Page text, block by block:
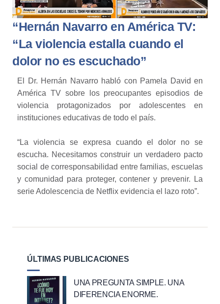
“Hernán Navarro en América TV:
“La violencia estalla cuando el
dolor no es escuchado”
El Dr. Hernán Navarro habló con Pamela David en
América TV sobre los preocupantes episodios de
violencia protagonizados por adolescentes en
instituciones educativas de todo el país.
“La violencia se expresa cuando el dolor no se
escucha. Necesitamos construir un verdadero pacto
social de corresponsabilidad entre familias, escuelas
y comunidad para proteger, contener y prevenir. La
serie Adolescencia de Netflix evidencia el lazo roto”.
ÚLTIMAS PUBLICACIONES
UNA PREGUNTA SIMPLE. UNA
DIFERENCIA ENORME.